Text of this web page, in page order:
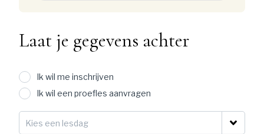
Laat je gegevens achter
Ik wil me inschrijven
Ik wil een proefles aanvragen